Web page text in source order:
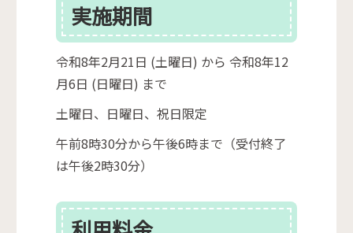
実施期間
令和8年2月21日 (土曜日) から 令和8年12
月6日 (日曜日) まで
土曜日、日曜日、祝日限定
午前8時30分から午後6時まで（受付終了
は午後2時30分）